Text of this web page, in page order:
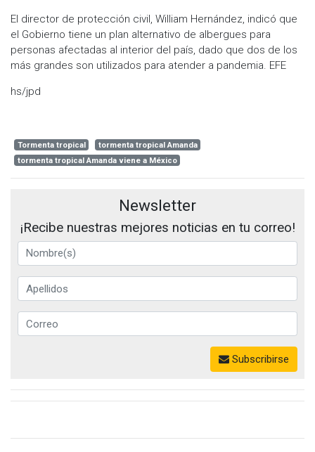
El director de protección civil, William Hernández, indicó que
el Gobierno tiene un plan alternativo de albergues para
personas afectadas al interior del país, dado que dos de los
más grandes son utilizados para atender a pandemia. EFE
hs/jpd
Tormenta tropical
tormenta tropical Amanda
tormenta tropical Amanda viene a México
Newsletter
¡Recibe nuestras mejores noticias en tu correo!
Subscribirse